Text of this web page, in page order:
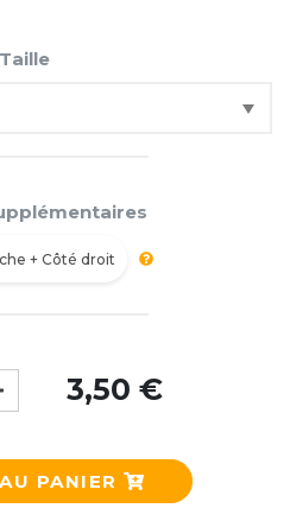
Taille
+ Côté droit
3,50 €
PANIER